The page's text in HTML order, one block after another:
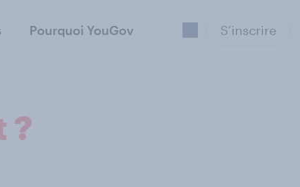
Pourquoi YouGov S’inscrire
?